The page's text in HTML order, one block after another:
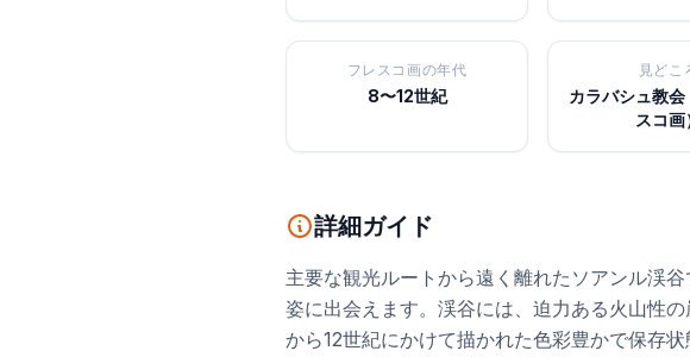
フレスコ画の年代
8〜12世紀
見どこ
カラバシュ教会
スコ画
詳細ガイド
主要な観光ルートから遠く離れたソアンル渓
姿に出会えます。渓谷には、迫力ある火山性
から12世紀にかけて描かれた色彩豊かで保存